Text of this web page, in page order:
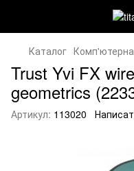
Каталог
Trust Yvi FX
geometrics
Артикул: 113020